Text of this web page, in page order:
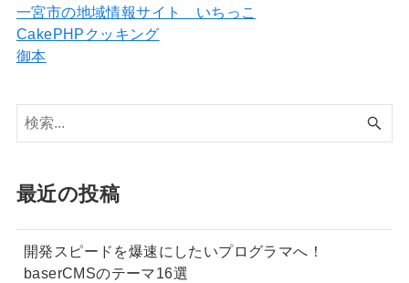
一宮市の地域情報サイト いちっこ
CakePHPクッキング
御本
最近の投稿
開発スピードを爆速にしたいプログラマへ！
baserCMSのテーマ16選